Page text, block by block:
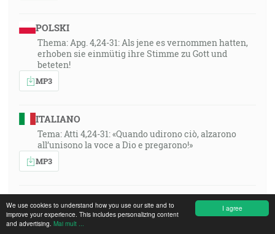
I agree
We use cookies to understand how you use our site and to
improve your experience. This includes personalizing content
and advertising. Mai mult ...
POLSKI
Thema: Apg. 4,24-31: Als jene es vernommen hatten,
erhoben sie einmütig ihre Stimme zu Gott und
beteten!
MP3
ITALIANO
Tema: Atti 4,24-31: «Quando udirono ciò, alzarono
all’unisono la voce a Dio e pregarono!»
MP3
Thema: Apg. 4,24-31: Als jene es vernommen hatten,
erhoben sie einmütig ihre Stimme zu Gott und